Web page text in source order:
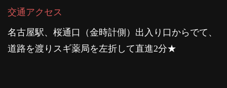
交通アクセス
名古屋駅、桜通口（金時計側）出入り口からでて、
道路を渡りスギ薬局を左折して直進2分★